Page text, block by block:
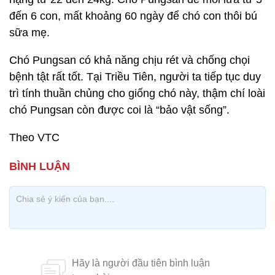
đến 6 con, mất khoảng 60 ngày để chó con thôi bú
sữa mẹ.
Chó Pungsan có khả năng chịu rét và chống chọi
bệnh tật rất tốt. Tại Triều Tiên, người ta tiếp tục duy
trì tính thuần chủng cho giống chó này, thậm chí loài
chó Pungsan còn được coi là “bảo vật sống”.
Theo VTC